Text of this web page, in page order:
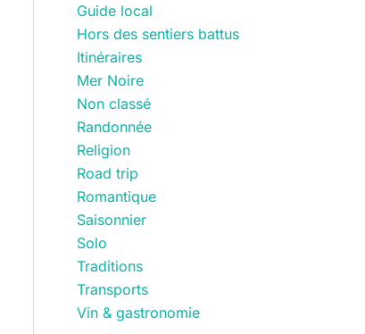
Guide local
Hors des sentiers battus
Itinéraires
Mer Noire
Non classé
Randonnée
Religion
Road trip
Romantique
Saisonnier
Solo
Traditions
Transports
Vin & gastronomie